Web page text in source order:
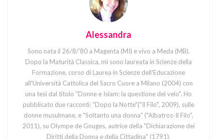
Alessandra
Sono nata il 26/8/'80 a Magenta (MI) e vivo a Meda (MB).
Dopo la Maturità Classica, mi sono laureata in Scienze della
Formazione, corso di Laurea in Scienze dell'Educazione
all'Università Cattolica del Sacro Cuore a Milano (2004) con
una tesi dal titolo "Donne e Islam: la questione del velo". Ho
pubblicato due racconti: "Dopo la Notte"("Il Filo", 2009), sulle
donne musulmane, e "Soltanto una donna" ("Albatros-Il Filo",
2011), su Olympe de Gouges, autrice della "Dichiarazione dei
Diritti della Donna e della Cittadina" (1791).